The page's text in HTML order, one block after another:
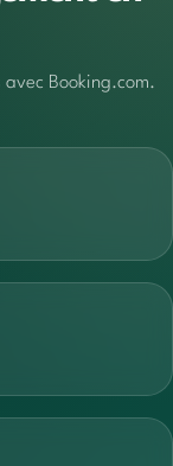
avec Booking.com.